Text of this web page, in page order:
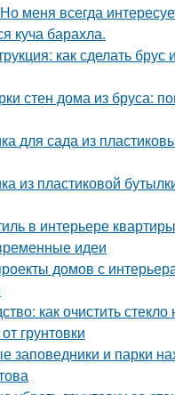
меня всегда
куча барахла.
как сделать брус
стен дома из бруса:
для сада из
из пластиковой
в интерьере
идеи
домов с
как очистить стекло
грунтовки
заповедники и парки